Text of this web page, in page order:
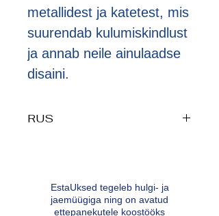
metallidest ja katetest, mis
suurendab kulumiskindlust
ja annab neile ainulaadse
disaini.
RUS
EstaUksed tegeleb hulgi- ja
jaemüügiga ning on avatud
ettepanekutele koostööks